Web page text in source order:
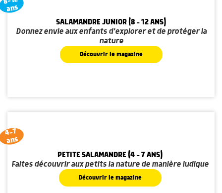
ans
SALAMANDRE JUNIOR (8 - 12 ANS)
Donnez envie aux enfants d'explorer et de protéger la
nature
Découvrir le magazine
4-7
ans
PETITE SALAMANDRE (4 - 7 ANS)
Faites découvrir aux petits la nature de manière ludique
Découvrir le magazine